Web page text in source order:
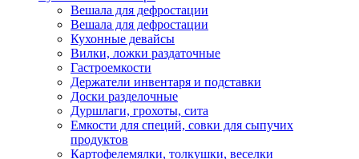
Вешала для дефростации
Вешала для дефростации
Кухонные девайсы
Вилки, ложки раздаточные
Гастроемкости
Держатели инвентаря и подставки
Доски разделочные
Дуршлаги, грохоты, сита
Емкости для специй, совки для сыпучих
продуктов
Картофелемялки, толкушки, веселки